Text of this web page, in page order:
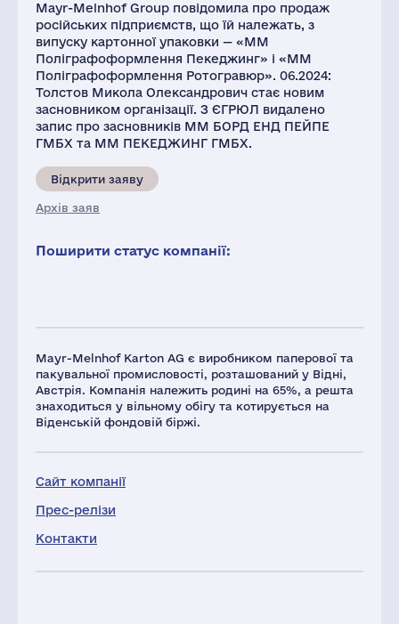
Mayr-Melnhof Karton AG є виробником паперової та
пакувальної промисловості, розташований у Відні,
Австрія. Компанія належить родині на 65%, а решта
знаходиться у вільному обігу та котирується на
Віденській фондовій біржі.
Сайт компанії
Прес-релізи
Контакти
Mayr-Melnhof Group повідомила про продаж
російських підприємств, що їй належать, з
випуску картонної упаковки — «ММ
Поліграфоформлення Пекеджинг» і «ММ
Поліграфоформлення Ротогравюр». 06.2024:
Толстов Микола Олександрович стає новим
засновником організації. З ЄГРЮЛ видалено
запис про засновників ММ БОРД ЕНД ПЕЙПЕ
ГМБХ та MM ПЕКЕДЖИНГ ГМБХ.
Відкрити заяву
Архів заяв
Поширити статус компанії: